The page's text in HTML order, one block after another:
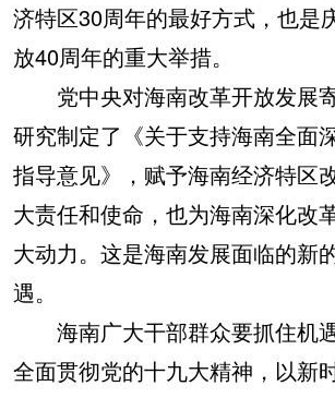
济特区30周年的最好方式，也是
放40周年的重大举措。
党中央对海南改革开放发展
研究制定了《关于支持海南全面
指导意见》，赋予海南经济特区
大责任和使命，也为海南深化改
大动力。这是海南发展面临的新
遇。
海南广大干部群众要抓住机遇
全面贯彻党的十九大精神，以新